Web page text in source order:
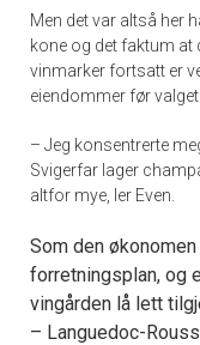
Men det var altså her
kone og det faktum
vinmarker fortsatt er
eiendommer før
– Jeg konsentrerte
Svigerfar lager
altfor mye, ler Even.
Som den
forretningsplan, og
vingården lå lett
– Languedoc-